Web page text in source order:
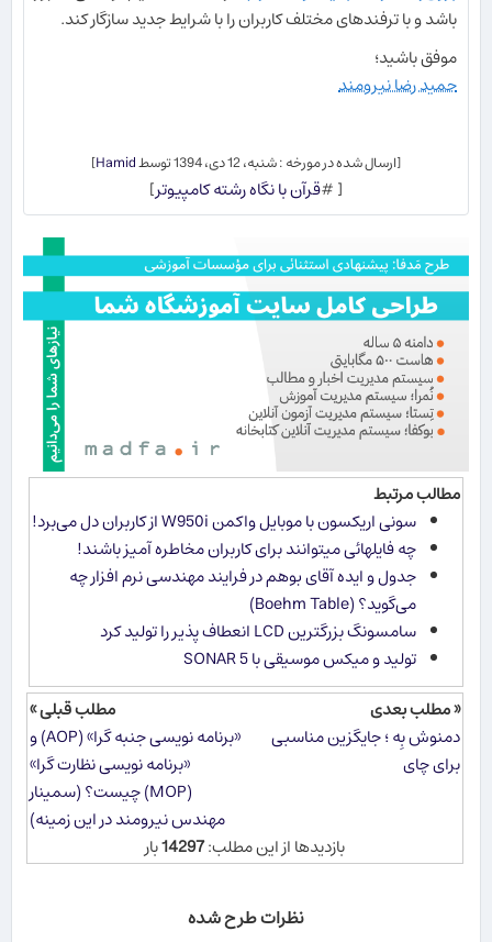
باشد و با ترفندهای مختلف کاربران را با شرایط جدید سازگار کند.
موفق باشید؛
حمید رضا نیرومند
[ارسال شده در مورخه : شنبه، 12 دی، 1394 توسط Hamid
]
[ #قرآن با نگاه رشته کامپیوتر]
مطالب مرتبط
سونی اریکسون با موبایل واکمن W950i از کاربران دل می‌برد!
چه فایلهائی میتوانند برای کاربران مخاطره آمیز باشند!
جدول و ایده آقای بوهم در فرایند مهندسی نرم افزار چه
می‌گوید؟ (Boehm Table)
سامسونگ بزرگترین LCD انعطاف پذیر را تولید كرد
تولید و میکس موسیقی با SONAR 5
مطلب قبلی »
«برنامه نویسی جنبه گرا» (AOP) و
«برنامه نویسی نظارت گرا»
(MOP) چیست؟ (سمینار
مهندس نیرومند در این زمینه)
« مطلب بعدی
دمنوش بِه ؛ جایگزین مناسبی
برای چای
بازدیدها از این مطلب:14297بار
نظرات طرح شده